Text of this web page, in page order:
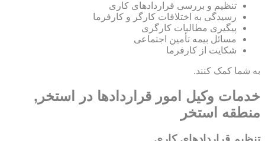
تنظیم و بررسی قراردادهای کاری
رسیدگی به اختلافات کارگر و کارفرما
پیگیری مطالبات کارگری
مسائل بیمه تأمین اجتماعی
شکایت از کارفرما
به شما کمک کنند.
خدمات وکیل امور قراردادها در استخر,
منطقه استخر